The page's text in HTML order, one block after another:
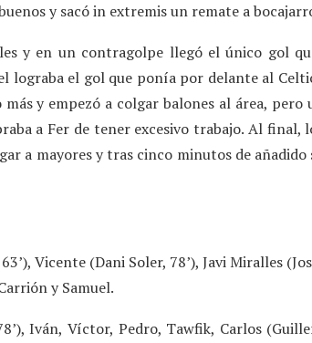
y sacó in extremis un remate a
y en un contragolpe llegó el único gol
lograba el gol que ponía por delante al
y empezó a colgar balones al área, pero
a Fer de tener excesivo trabajo. Al final,
a mayores y tras cinco minutos de añadido
Vicente (Dani Soler, 78’), Javi Miralles
y Samuel.
Iván, Víctor, Pedro, Tawfik, Carlos